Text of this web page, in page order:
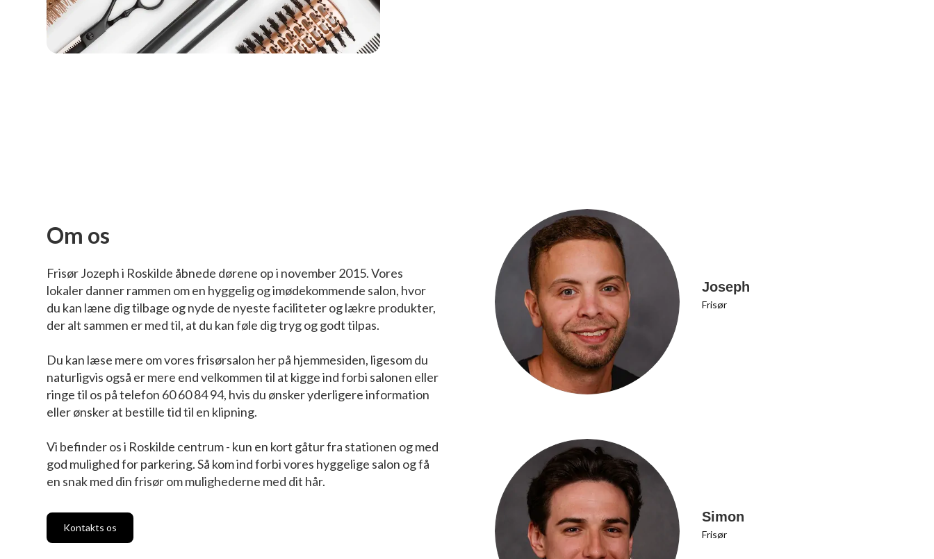
Om os
Frisør Jozeph i Roskilde åbnede dørene op i november 2015. Vores
lokaler danner rammen om en hyggelig og imødekommende salon, hvor
du kan læne dig tilbage og nyde de nyeste faciliteter og lækre produkter,
der alt sammen er med til, at du kan føle dig tryg og godt tilpas.
Du kan læse mere om vores frisørsalon her på hjemmesiden, ligesom du
naturligvis også er mere end velkommen til at kigge ind forbi salonen eller
ringe til os på telefon 60 60 84 94, hvis du ønsker yderligere information
eller ønsker at bestille tid til en klipning.
Vi befinder os i Roskilde centrum - kun en kort gåtur fra stationen og med
god mulighed for parkering. Så kom ind forbi vores hyggelige salon og få
en snak med din frisør om mulighederne med dit hår.
Kontakts os
Joseph
Frisør
Simon
Frisør